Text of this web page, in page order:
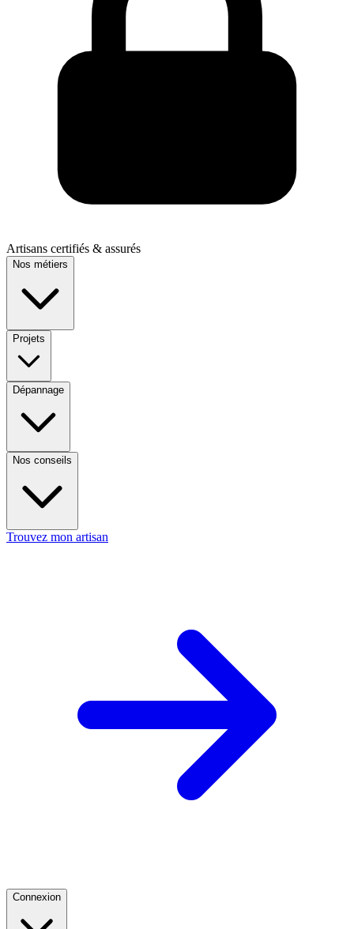
Artisans certifiés & assurés
Nos métiers
Projets
Dépannage
Nos conseils
Trouvez mon artisan
Connexion